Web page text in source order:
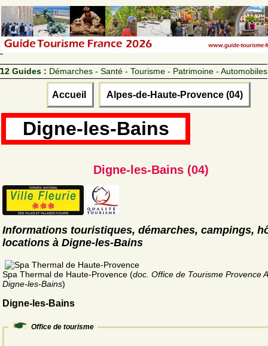
12 Guides : Démarches - Santé - Tourisme - Patrimoine - Automobiles
Accueil Alpes-de-Haute-Provence (04)
Digne-les-Bains
Digne-les-Bains (04)
Informations touristiques, démarches, campings,
locations à Digne-les-Bains
Spa Thermal de Haute-Provence (doc. Office de Tourisme Provence
Digne-les-Bains)
Digne-les-Bains
Office de tourisme